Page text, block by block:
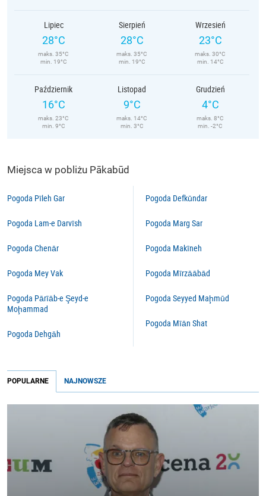
Lipiec
28°C
maks. 35°C
min. 19°C
Sierpień
28°C
maks. 35°C
min. 19°C
Wrzesień
23°C
maks. 30°C
min. 14°C
Październik
16°C
maks. 23°C
min. 9°C
Listopad
9°C
maks. 14°C
min. 3°C
Grudzień
4°C
maks. 8°C
min. -2°C
Miejsca w pobliżu Pākabūd
Pogoda Pīleh Gar
Pogoda Lam-e Darvīsh
Pogoda Chenār
Pogoda Mey Vak
Pogoda Pārīāb-e Şeyd-e
Moḩammad
Pogoda Dehgāh
Pogoda Defkūndar
Pogoda Marg Sar
Pogoda Makīneh
Pogoda Mīrzāābād
Pogoda Seyyed Maḩmūd
Pogoda Mīān Shat
POPULARNE NAJNOWSZE